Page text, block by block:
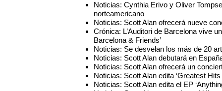
Noticias: Cynthia Erivo y Oliver
norteamericano
Noticias: Scott Alan ofrecerá nueve
Crónica: L’Auditori de Barcelona vive
Barcelona & Friends’
Noticias: Se desvelan los más de 20
Noticias: Scott Alan debutará en
Noticias: Scott Alan ofrecerá un
Noticias: Scott Alan edita ‘Greatest
Noticias: Scott Alan edita el EP